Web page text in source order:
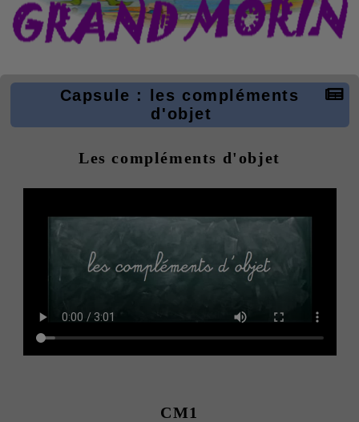
Capsule : les compléments
d'objet
Les compléments d'objet
CM1